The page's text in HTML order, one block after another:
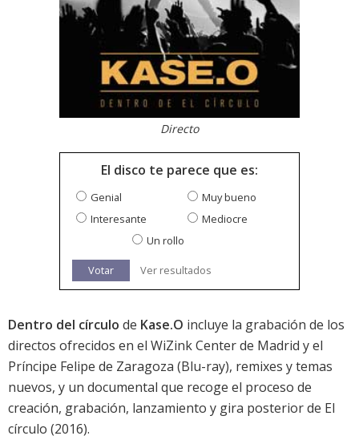
Directo
El disco te parece que es:
Genial
Muy bueno
Interesante
Mediocre
Un rollo
Votar Ver resultados
Dentro del círculo de Kase.O incluye la grabación de los
directos ofrecidos en el WiZink Center de Madrid y el
Príncipe Felipe de Zaragoza (Blu-ray), remixes y temas
nuevos, y un documental que recoge el proceso de
creación, grabación, lanzamiento y gira posterior de El
círculo (2016).